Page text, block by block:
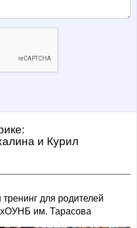
и Курил
тренинг для родителей
им. Тарасова